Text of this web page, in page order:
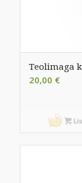
Teolimaga
20,00 €